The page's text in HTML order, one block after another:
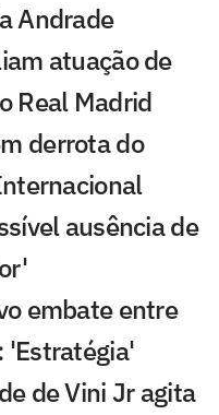
Andrade
atuação de
Real Madrid
derrota do
ausência de
embate entre
'Estratégia'
de Vini Jr agita